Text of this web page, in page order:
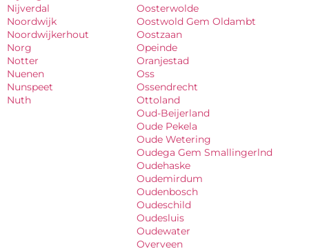
Nijverdal
Noordwijk
Noordwijkerhout
Norg
Notter
Nuenen
Nunspeet
Nuth
Oosterwolde
Oostwold Gem Oldambt
Oostzaan
Opeinde
Oranjestad
Oss
Ossendrecht
Ottoland
Oud-Beijerland
Oude Pekela
Oude Wetering
Oudega Gem Smallingerlnd
Oudehaske
Oudemirdum
Oudenbosch
Oudeschild
Oudesluis
Oudewater
Overveen